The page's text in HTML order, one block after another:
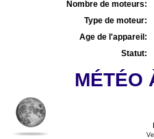
Nombre de moteurs:
Type de moteur:
Age de l'appareil:
Statut:
MÉTÉO